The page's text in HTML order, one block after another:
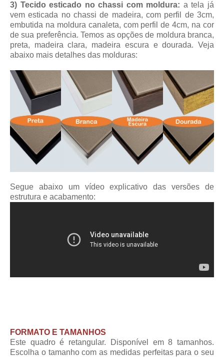
3) Tecido esticado no chassi com moldura: a tela já
vem esticada no chassi de madeira, com perfil de 3cm,
embutida na moldura canaleta, com perfil de 4cm, na cor
de sua preferência. Temos as opções de moldura branca,
preta, madeira clara, madeira escura e dourada. Veja
abaixo mais detalhes das molduras:
Segue abaixo um vídeo explicativo das versões de
estrutura e acabamento:
FORMATO E TAMANHOS
Este quadro é retangular. Disponível em 8 tamanhos.
Escolha o tamanho com as medidas perfeitas para o seu